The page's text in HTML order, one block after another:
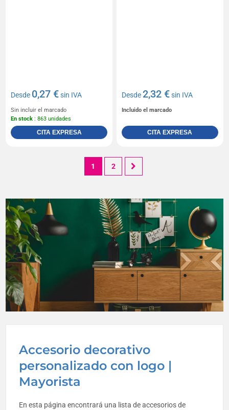
Accesorio decorativo
personalizado con logo |
Mayorista
En esta página encontrará una lista de accesorios de
Desde 0,27 €sin IVA
Sin incluir el marcado
En stock : 863 unidades
CITA EXPRESA
Desde2,32 €sin IVA
Incluido el marcado
CITA EXPRESA
1 2